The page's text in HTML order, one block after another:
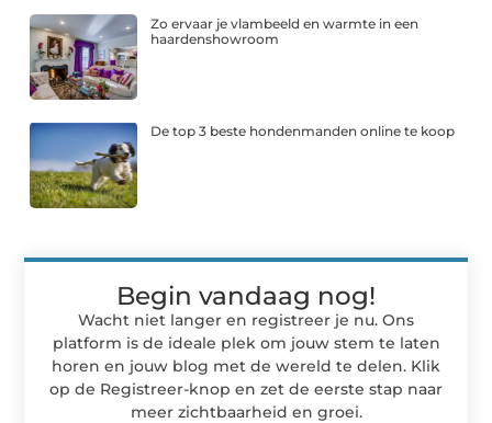
Zo ervaar je vlambeeld en warmte in een
haardenshowroom
De top 3 beste hondenmanden online te koop
Begin vandaag nog!
Wacht niet langer en registreer je nu. Ons
platform is de ideale plek om jouw stem te laten
horen en jouw blog met de wereld te delen. Klik
op de Registreer-knop en zet de eerste stap naar
meer zichtbaarheid en groei.